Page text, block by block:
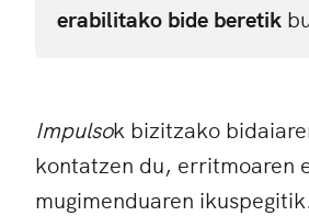
erabilitako bide beretik
Impulsok bizitzako
kontatzen du, erritmoaren
mugimenduaren